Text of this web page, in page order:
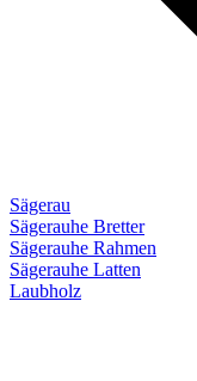
Sägerau
Sägerauhe Bretter
Sägerauhe Rahmen
Sägerauhe Latten
Laubholz